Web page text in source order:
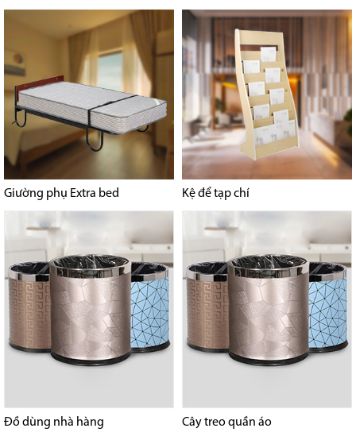
Giường phụ Extra bed Kệ để tạp chí
Đồ dùng nhà hàng Cây treo quần áo